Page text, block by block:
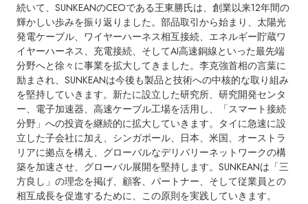
続いて、SUNKEANのCEOである王東勝氏は、創業以来12年間の
輝かしい歩みを振り返りました。部品取引から始まり、太陽光
発電ケーブル、ワイヤーハーネス相互接続、エネルギー貯蔵ワ
イヤーハーネス、充電接続、そしてAI高速銅線といった最先端
分野へと徐々に事業を拡大してきました。李克強首相の言葉に
励まされ、SUNKEANは今後も製品と技術への中核的な取り組み
を堅持していきます。新たに設立した研究所、研究開発センタ
ー、電子加速器、高速ケーブル工場を活用し、「スマート接続
分野」への投資を継続的に拡大していきます。タイに急速に設
立した子会社に加え、シンガポール、日本、米国、オーストラ
リアに拠点を構え、グローバルなデリバリーネットワークの構
築を加速させ、グローバル展開を堅持します。SUNKEANは「三
方良し」の理念を掲げ、顧客、パートナー、そして従業員との
相互成長を促進するために、この原則を実践していきます。